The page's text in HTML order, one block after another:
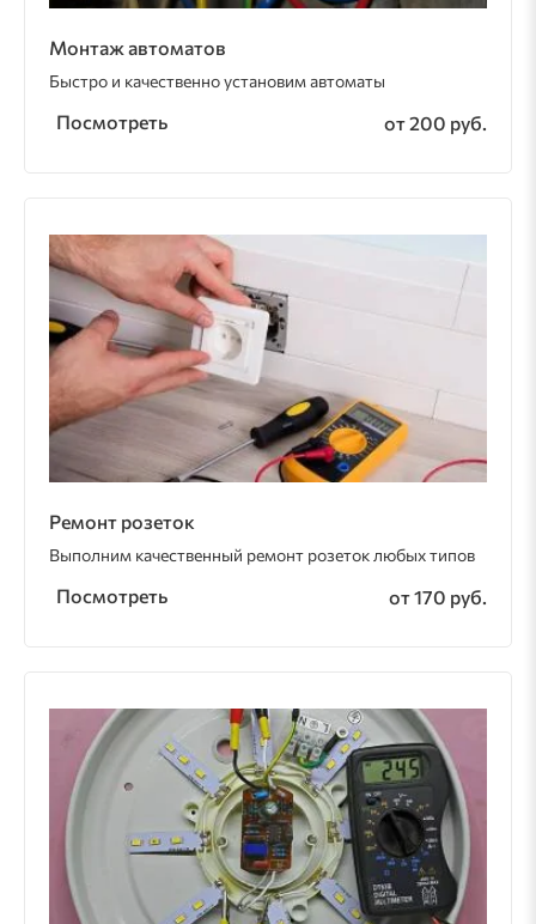
Монтаж автоматов
Быстро и качественно установим автоматы
Посмотреть от 200 руб.
Ремонт розеток
Выполним качественный ремонт розеток любых типов
Посмотреть от 170 руб.